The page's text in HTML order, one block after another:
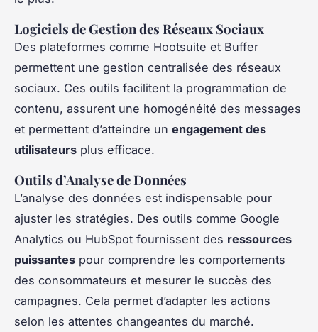
Logiciels de Gestion des Réseaux Sociaux
Des plateformes comme Hootsuite et Buffer
permettent une gestion centralisée des réseaux
sociaux. Ces outils facilitent la programmation de
contenu, assurent une homogénéité des messages
et permettent d’atteindre un engagement des
utilisateurs plus efficace.
Outils d’Analyse de Données
L’analyse des données est indispensable pour
ajuster les stratégies. Des outils comme Google
Analytics ou HubSpot fournissent des ressources
puissantes pour comprendre les comportements
des consommateurs et mesurer le succès des
campagnes. Cela permet d’adapter les actions
selon les attentes changeantes du marché.